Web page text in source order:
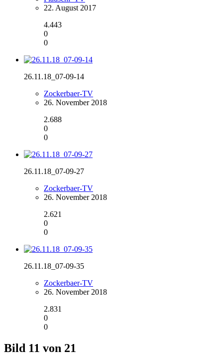
22. August 2017
4.443
0
0
26.11.18_07-09-14
Zockerbaer-TV
26. November 2018
2.688
0
0
26.11.18_07-09-27
Zockerbaer-TV
26. November 2018
2.621
0
0
26.11.18_07-09-35
Zockerbaer-TV
26. November 2018
2.831
0
0
Bild 11 von 21